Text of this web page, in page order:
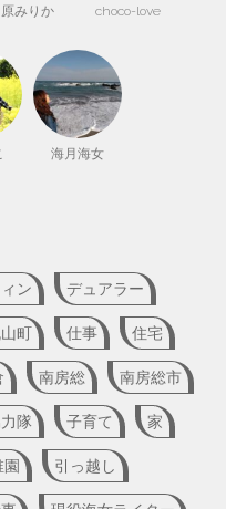
原みりか choco-love
海月海女
ン デュアラー
町 仕事 住宅
南房総 南房総市
隊 子育て 家
園 引っ越し